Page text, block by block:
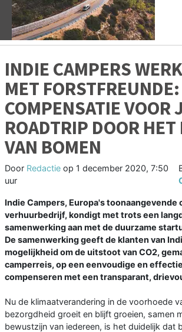
INDIE CAMPERS
MET
COMPENSATIE VOOR
ROADTRIP DOOR
VAN BOMEN
Door Redactie op 1 december 2020, 7:50
uur
Indie Campers, Europa's toonaangevende
verhuurbedrijf, kondigt met trots een
samenwerking aan met de duurzame
De samenwerking geeft de klanten van
mogelijkheid om de uitstoot van CO2,
camperreis, op een eenvoudige en
compenseren met een transparant,
Nu de klimaatverandering in de voorhoede
bezorgdheid groeit en blijft groeien, samen
bewustzijn van iedereen, is het duidelijk dat